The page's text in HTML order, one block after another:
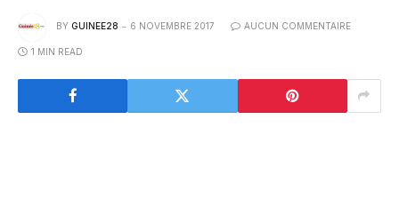
BY GUINEE28 6 NOVEMBRE 2017 AUCUN COMMENTAIRE
1 MIN READ